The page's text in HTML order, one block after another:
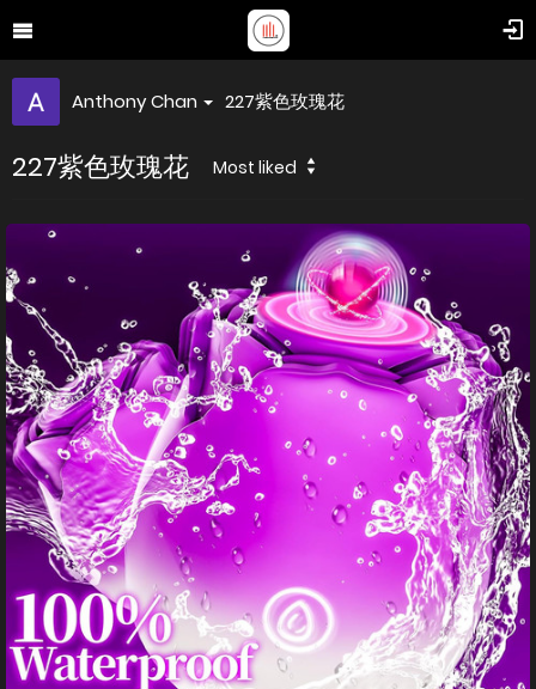
Anthony Chan 227紫色玫瑰花
227紫色玫瑰花 Most liked